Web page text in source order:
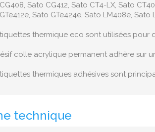
Sato CG412, Sato CT4-LX, Sato
Sato GTe424e, Sato LM408e, Sato
thermique eco sont utilisées pour
colle acrylique permanent adhère sur
thermiques adhésives sont
technique